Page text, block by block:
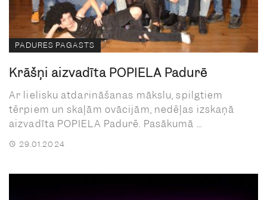
PADURES PAGASTS
Krāšņi aizvadīta POPIELA Padurē
Ar lielisku atdarināšanas mākslu, spilgtiem
tērpiem un skaļām ovācijām, nedēļas izskaņā
aizvadīta POPIELA Padurē. Pasākumā ...
29.01.2024